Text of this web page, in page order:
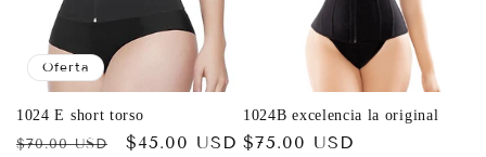
Oferta
1024 E short torso
Precio
$70.00 USD
Precio
$45.00 USD
1024B excelencia la original
Precio
$75.00 USD